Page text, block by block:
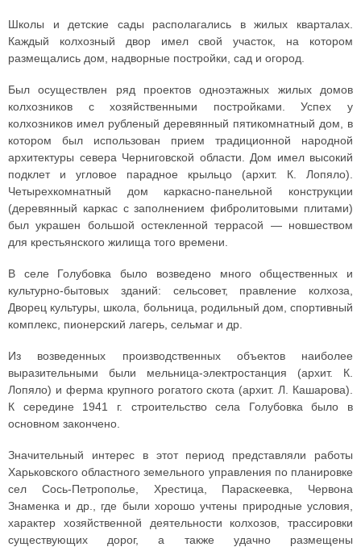
Школы и детские сады располагались в жилых кварталах.
Каждый колхозный двор имел свой участок, на котором
размещались дом, надворные постройки, сад и огород.
Был осуществлен ряд проектов одноэтажных жилых домов
колхозников с хозяйственными постройками. Успех у
колхозников имел рубленый деревянный пятикомнатный дом, в
котором был использован прием традиционной народной
архитектуры севера Черниговской области. Дом имел высокий
подклет и угловое парадное крыльцо (архит. К. Лопяло).
Четырехкомнатный дом каркасно-панельной конструкции
(деревянный каркас с заполнением фибролитовыми плитами)
был украшен большой остекленной террасой — новшеством
для крестьянского жилища того времени.
В селе Голубовка было возведено много общественных и
культурно-бытовых зданий: сельсовет, правление колхоза,
Дворец культуры, школа, больница, родильный дом, спортивный
комплекс, пионерский лагерь, сельмаг и др.
Из возведенных производственных объектов наиболее
выразительными были мельница-электростанция (архит. К.
Лопяло) и ферма крупного рогатого скота (архит. Л. Кашарова).
К середине 1941 г. строительство села Голубовка было в
основном закончено.
Значительный интерес в этот период представляли работы
Харьковского областного земельного управления по планировке
сел Сось-Петрополье, Хрестица, Параскеевка, Червона
Знаменка и др., где были хорошо учтены природные условия,
характер хозяйственной деятельности колхозов, трассировки
существующих дорог, а также удачно размещены